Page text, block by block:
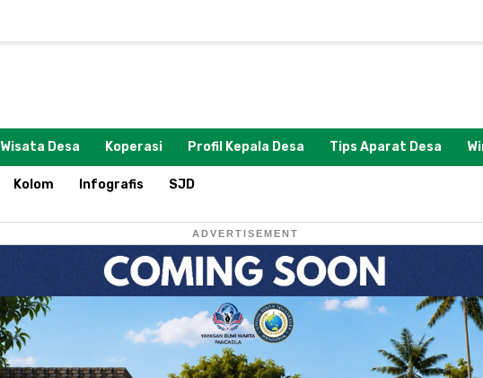
Wisata Desa Koperasi Profil Kepala Desa Tips Aparat Desa
Kolom Infografis SJD
ADVERTISEMENT